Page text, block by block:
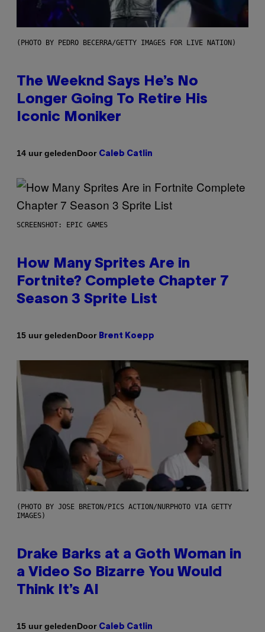
(PHOTO BY PEDRO BECERRA/GETTY IMAGES FOR LIVE NATION)
The Weeknd Says He’s No
Longer Going To Retire His
Iconic Moniker
14 uur geledenDoor Caleb Catlin
SCREENSHOT: EPIC GAMES
How Many Sprites Are in
Fortnite? Complete Chapter 7
Season 3 Sprite List
15 uur geledenDoor Brent Koepp
(PHOTO BY JOSE BRETON/PICS ACTION/NURPHOTO VIA GETTY
IMAGES)
Drake Barks at a Goth Woman in
a Video So Bizarre You Would
Think It’s AI
15 uur geledenDoor Caleb Catlin